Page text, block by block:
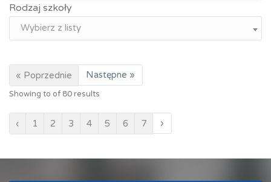
Rodzaj szkoły
Wybierz z listy
« Poprzednie Następne »
Showing to of 80results
‹ 1 2 3 4 5 6 7 ›